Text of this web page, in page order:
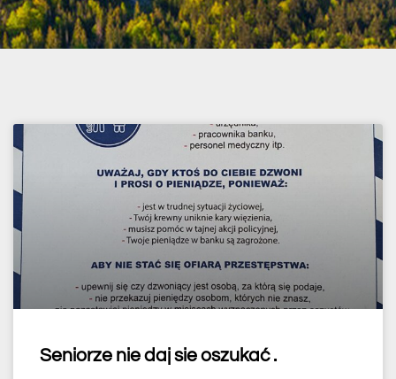
Seniorze nie daj sie oszukać .